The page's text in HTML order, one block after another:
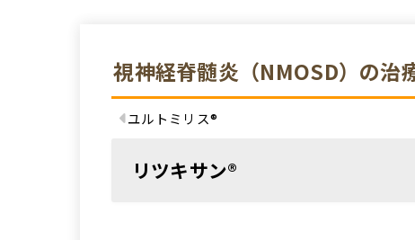
視神経脊髄炎（NMOSD）の治
ユルトミリス®
リツキサン®